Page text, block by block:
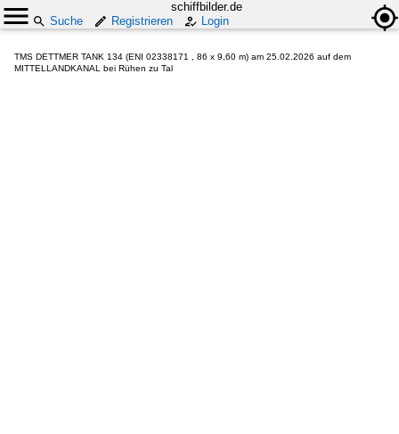
schiffbilder.de
Suche
Registrieren Login
TMS DETTMER TANK 134 (ENI 02338171 , 86 x 9,60 m) am 25.02.2026 auf dem
MITTELLANDKANAL bei Rühen zu Tal